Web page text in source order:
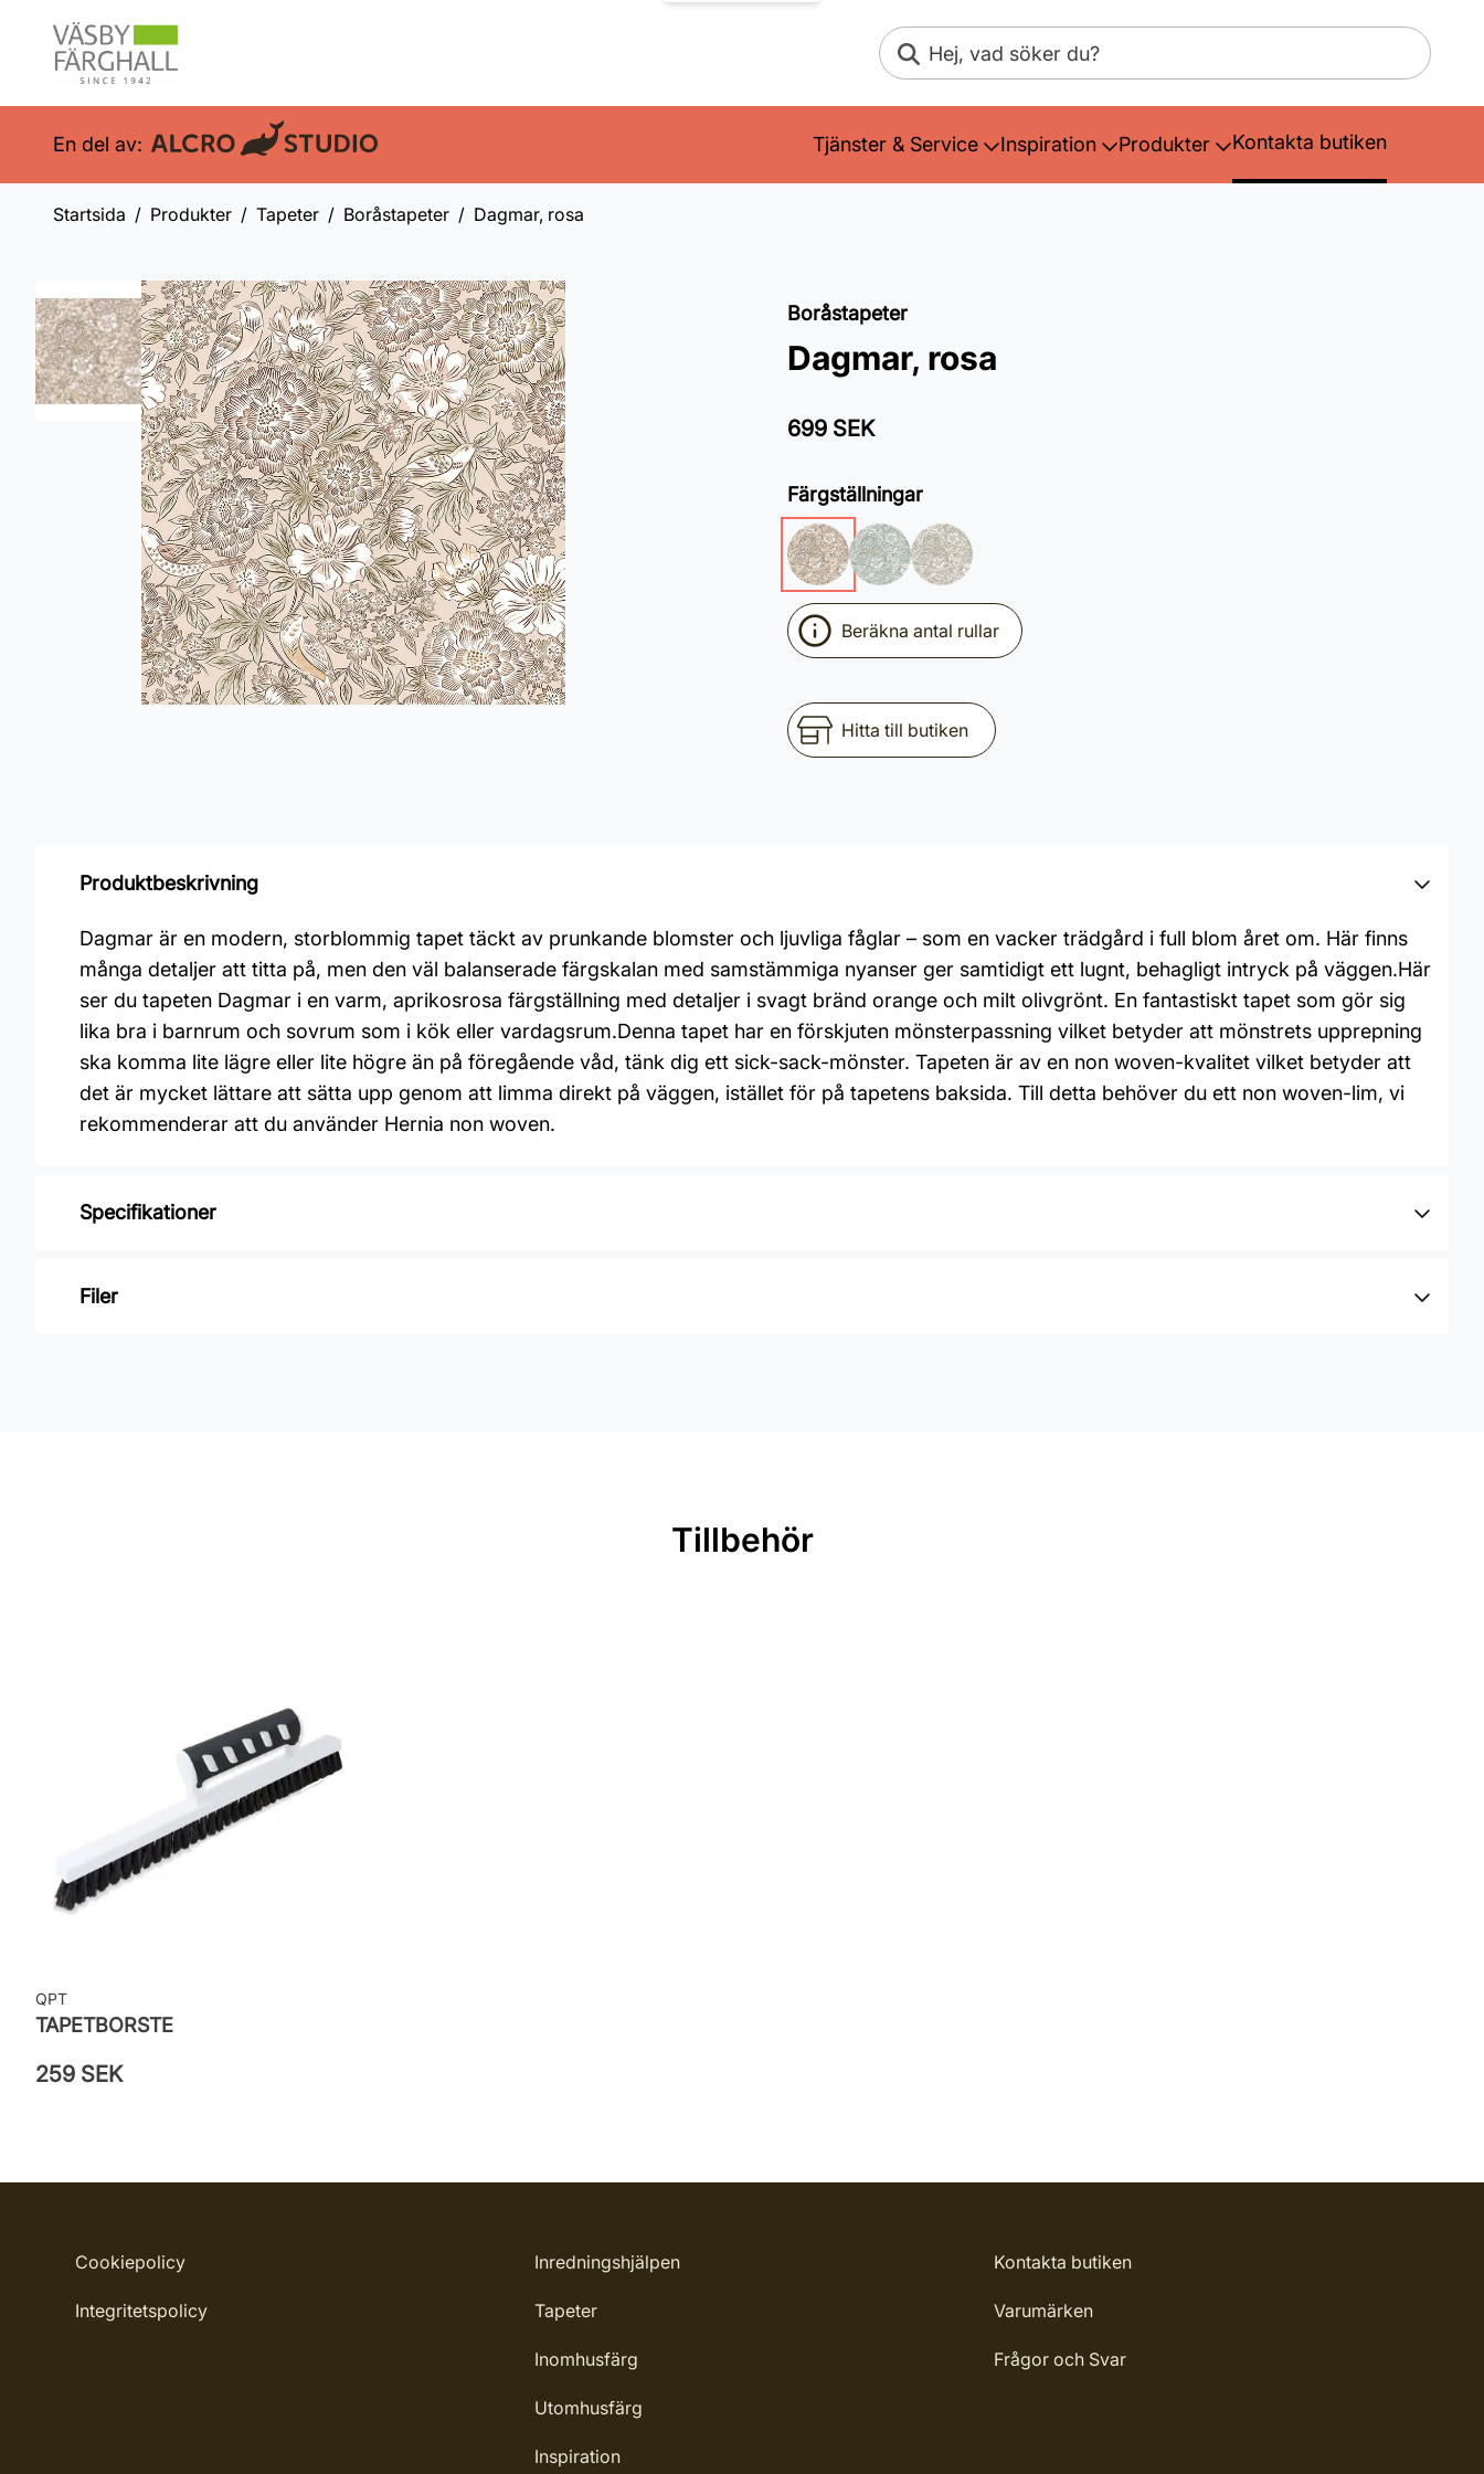
Sök
En del av: Tjänster & Service Inspiration Produkter Kontakta butiken
Startsida Produkter Tapeter Boråstapeter Dagmar, rosa
Boråstapeter
Dagmar, rosa
699 SEK
Färgställningar
Beräkna antal rullar
Hitta till butiken
Produktbeskrivning
Dagmar är en modern, storblommig tapet täckt av prunkande blomster och ljuvliga fåglar – som en vacker trädgård i full blom året om. Här finns
många detaljer att titta på, men den väl balanserade färgskalan med samstämmiga nyanser ger samtidigt ett lugnt, behagligt intryck på väggen.Här
ser du tapeten Dagmar i en varm, aprikosrosa färgställning med detaljer i svagt bränd orange och milt olivgrönt. En fantastiskt tapet som gör sig
lika bra i barnrum och sovrum som i kök eller vardagsrum.Denna tapet har en förskjuten mönsterpassning vilket betyder att mönstrets upprepning
ska komma lite lägre eller lite högre än på föregående våd, tänk dig ett sick-sack-mönster. Tapeten är av en non woven-kvalitet vilket betyder att
det är mycket lättare att sätta upp genom att limma direkt på väggen, istället för på tapetens baksida. Till detta behöver du ett non woven-lim, vi
rekommenderar att du använder Hernia non woven.
Specifikationer
Varumärke: Boråstapeter
Filer
Tillbehör
QPT
TAPETBORSTE
259 SEK
Cookiepolicy
Integritetspolicy
Inredningshjälpen
Tapeter
Inomhusfärg
Utomhusfärg
Inspiration
Kontakta butiken
Varumärken
Frågor och Svar